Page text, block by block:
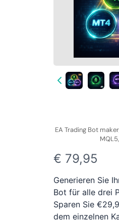
EA Trading Bot
J
e
t
z
€ 79,95
Generieren Sie
Bot für alle drei
Sparen Sie
dem einzelnen